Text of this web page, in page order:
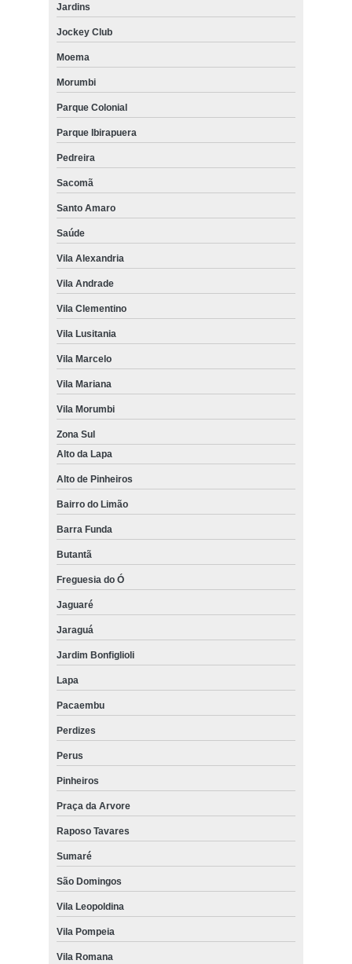
Jardins
Jockey Club
Moema
Morumbi
Parque Colonial
Parque Ibirapuera
Pedreira
Sacomã
Santo Amaro
Saúde
Vila Alexandria
Vila Andrade
Vila Clementino
Vila Lusitania
Vila Marcelo
Vila Mariana
Vila Morumbi
Zona Sul
Alto da Lapa
Alto de Pinheiros
Bairro do Limão
Barra Funda
Butantã
Freguesia do Ó
Jaguaré
Jaraguá
Jardim Bonfiglioli
Lapa
Pacaembu
Perdizes
Perus
Pinheiros
Praça da Arvore
Raposo Tavares
Sumaré
São Domingos
Vila Leopoldina
Vila Pompeia
Vila Romana